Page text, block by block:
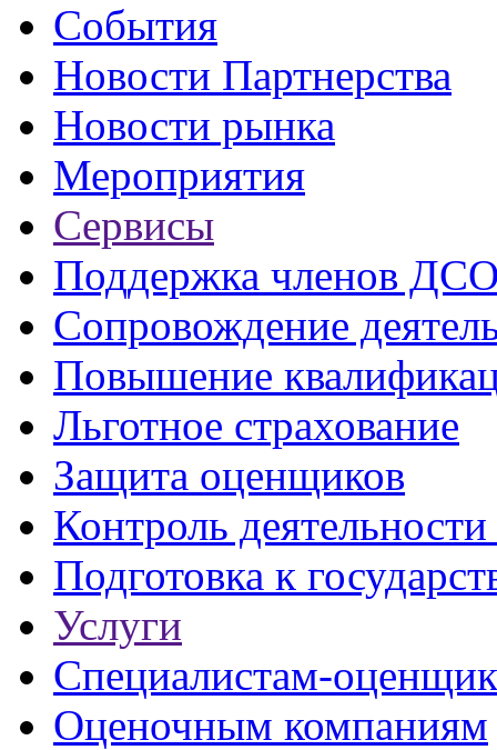
События
Новости Партнерства
Новости рынка
Мероприятия
Сервисы
Поддержка членов
Сопровождение
Повышение
Льготное страхование
Защита оценщиков
Контроль
Подготовка к
Услуги
Специалистам-
Оценочным компаниям